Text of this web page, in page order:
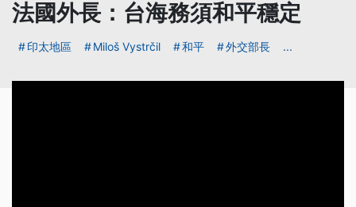
法國外長：台海務須和平穩定
印太地區 Miloš Vystrčil 和平 外交部長 ...